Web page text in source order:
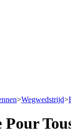
>Wegwedstrijd>
Pour